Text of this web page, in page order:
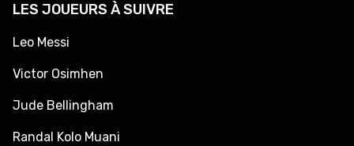
LES JOUEURS À SUIVRE
Leo Messi
Victor Osimhen
Jude Bellingham
Randal Kolo Muani